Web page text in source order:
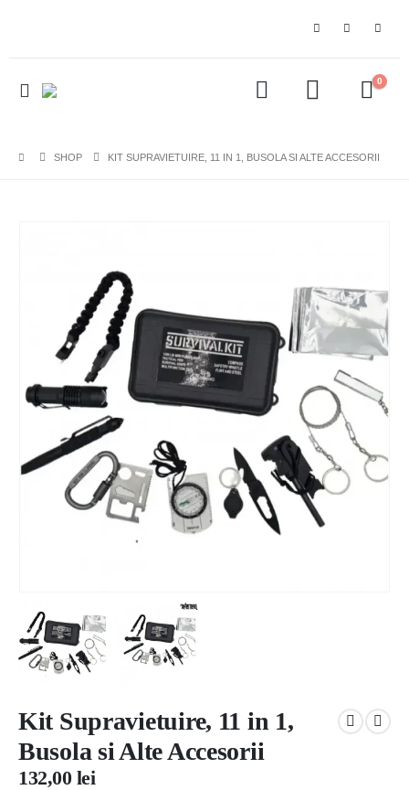
0
SHOP KIT SUPRAVIETUIRE, 11 IN 1, BUSOLA SI ALTE ACCESORII
Kit Supravietuire, 11 in 1,
Busola si Alte Accesorii
132,00 lei